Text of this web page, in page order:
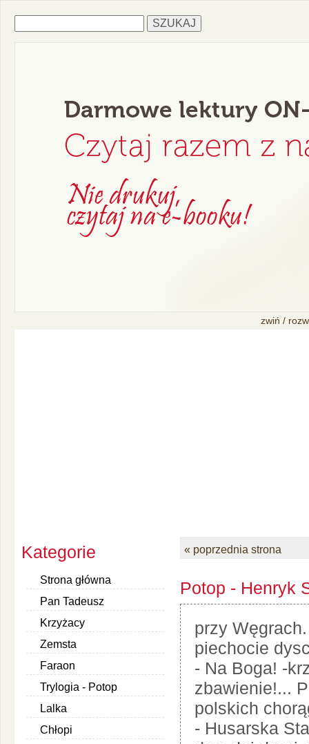
zwiń /
Kategorie
Strona główna
Pan Tadeusz
Krzyżacy
Zemsta
Faraon
Trylogia - Potop
Lalka
Chłopi
« poprzednia strona
Potop - Henryk
przy
piechocie
- Na Boga! -
zbawienie!...
polskich
- Husarska